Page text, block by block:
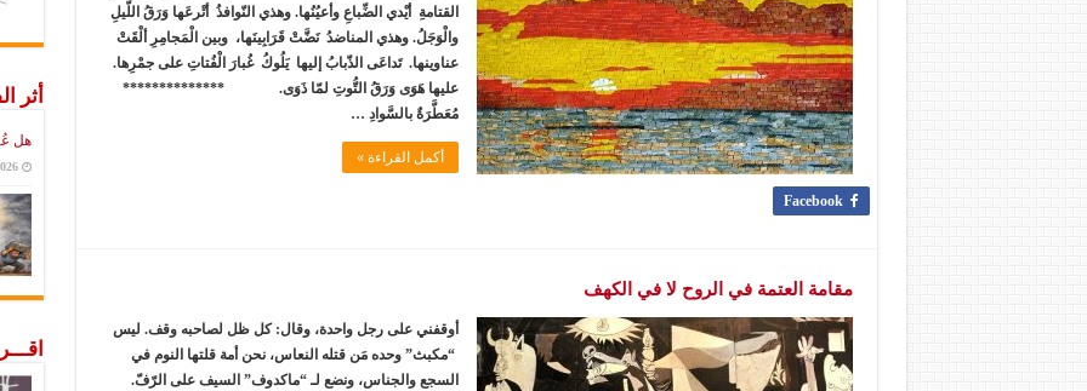
القتامةِ أيْدي الضِّباعِ وأعيُنُها. وهذي النّوافذُ أتْرعَها وَرَقُ اللّيلِ
والْوَجَلُ. وهذي المناضدُ نَضَّتْ قَرَابِينَها، وبين الْمَجامِرِ ألْقَتْ
عناوينها. تَداعَى الذّبابُ إليها يَلُوكُ غُبارَ الْفُتاتِ على جمْرِها.
عليها هَوَى وَرَقُ التُّوتِ لمّا ذَوَى. **************
مُعَطَّرَةٌ بالسَّوادِ …
أكمل القراءة »
Facebook
مقامة العتمة في الروح لا في الكهف
أوقفني على رجل واحدة، وقال: كل ظل لصاحبه وقف. ليس
“مكبث” وحده مَن قتله النعاس، نحن أمة قلتها النوم في
السجع والجناس، ونضع لـ “ماكدوف” السيف على الرّفّ.
أثر
هل